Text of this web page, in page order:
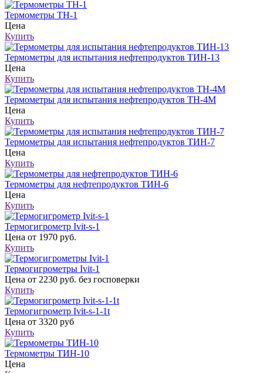
Термометры ТН-1
Цена
Купить
Термометры для испытания нефтепродуктов ТИН-13
Цена
Купить
Термометры для испытания нефтепродуктов ТН-4М
Цена
Купить
Термометры для испытания нефтепродуктов ТИН-7
Цена
Купить
Термометры для нефтепродуктов ТИН-6
Цена
Купить
Термогигрометр Ivit-s-1
Цена от 1970 руб.
Купить
Термогигрометры Ivit-1
Цена от 2230 руб. без госповерки
Купить
Термогигрометр Ivit-s-1-1t
Цена от 3320 руб
Купить
Термометры ТИН-10
Цена